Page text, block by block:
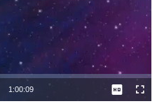
Durasi
1:00:09